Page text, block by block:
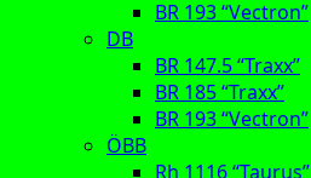
BR 193 “Vectron”
DB
BR 147.5 “Traxx”
BR 185 “Traxx”
BR 193 “Vectron”
ÖBB
Rh 1116 “Taurus”